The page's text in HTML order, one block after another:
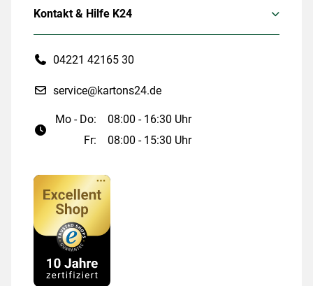
Kontakt & Hilfe K24
04221 42165 30
service@kartons24.de
Mo - Do:
08:00 - 16:30 Uhr
Fr:
08:00 - 15:30 Uhr